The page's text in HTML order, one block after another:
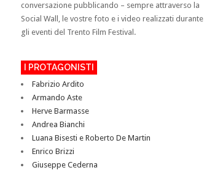
conversazione pubblicando – sempre attraverso la
Social Wall, le vostre foto e i video realizzati durante
gli eventi del Trento Film Festival.
I PROTAGONISTI
Fabrizio Ardito
Armando Aste
Herve Barmasse
Andrea Bianchi
Luana Bisesti e Roberto De Martin
Enrico Brizzi
Giuseppe Cederna